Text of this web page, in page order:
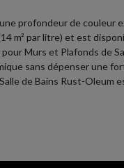
profondeur de couleur
m² par litre) et est
Murs et Plafonds de
sans dépenser une
de Bains Rust-